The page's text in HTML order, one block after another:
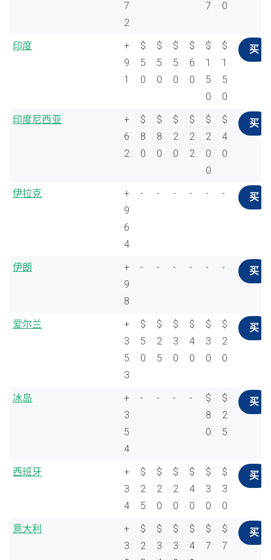
7
2
7
0
印度
+
9
1
$
5
0
$
5
0
$
5
0
$
6
0
$
1
5
0
$
1
5
0
买
印度尼西亚
+
6
2
$
8
0
$
8
0
$
2
0
$
2
2
$
2
0
0
$
4
0
买
伊拉克
+
9
6
4
- - - - - - 买
伊朗
+
9
8
- - - - - - 买
爱尔兰
+
3
5
3
$
5
0
$
2
5
$
3
0
$
4
0
$
3
0
$
2
0
买
冰岛
+
3
5
4
- - - -
$
8
0
$
2
5
买
西班牙
+
3
4
$
2
5
$
2
0
$
2
0
$
4
0
$
3
0
$
3
0
买
意大利
+
3
$
2
$
3
$
3
$
4
$
7
$
7
买